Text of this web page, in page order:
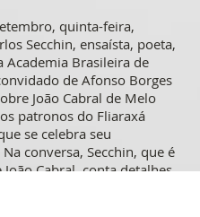
quinta-feira,
Secchin, ensaísta, poeta,
Academia Brasileira de
de Afonso Borges
João Cabral de Melo
patronos do Fliaraxá
se celebra seu
conversa, Secchin, que é
Cabral, conta detalhes